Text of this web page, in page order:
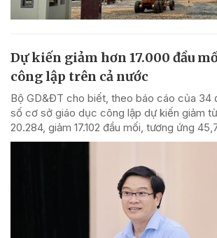
Dự kiến giảm hơn 17.000 đầu
công lập trên cả nước
Bộ GD&ĐT cho biết, theo báo cáo của 34
số cơ sở giáo dục công lập dự kiến giảm
20.284, giảm 17.102 đầu mối, tương ứng